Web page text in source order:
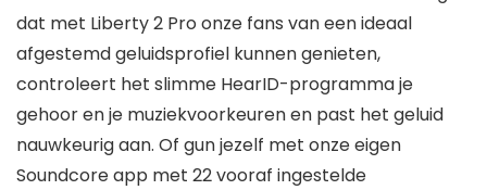
dat met Liberty 2 Pro onze fans van een ideaal
afgestemd geluidsprofiel kunnen genieten,
controleert het slimme HearID-programma je
gehoor en je muziekvoorkeuren en past het geluid
nauwkeurig aan. Of gun jezelf met onze eigen
Soundcore app met 22 vooraf ingestelde